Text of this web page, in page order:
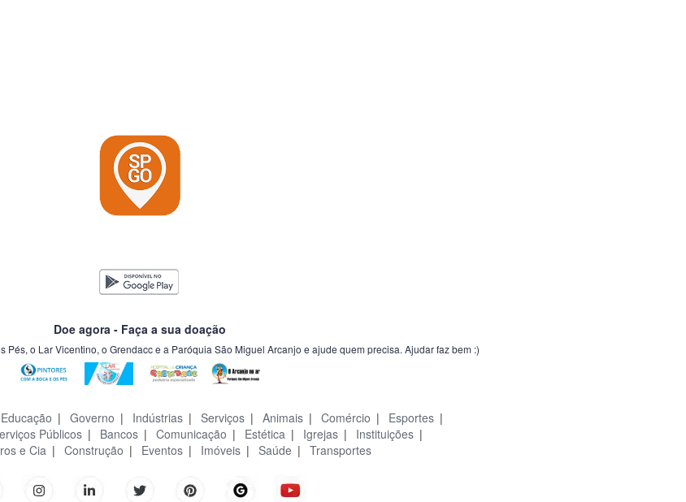
Doe agora - Faça a sua doação
Pés, o Lar Vicentino, o Grendacc e a Paróquia São Miguel Arcanjo e ajude quem precisa. Ajudar faz bem :)
Educação | Governo | Indústrias | Serviços | Animais | Comércio | Esportes |
Públicos| Bancos| Comunicação | Estética| Igrejas| Instituições|
e Cia| Construção | Eventos| Imóveis| Saúde | Transportes